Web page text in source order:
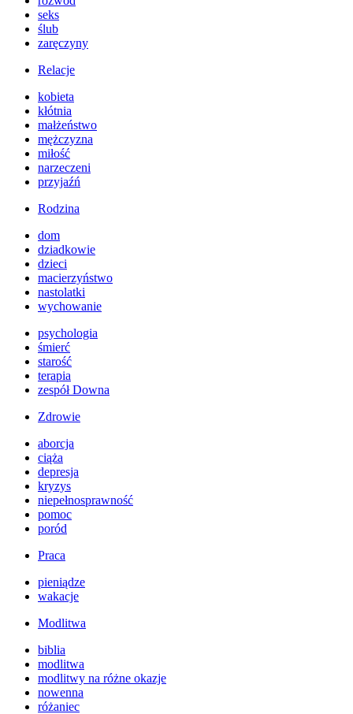
seks
ślub
zaręczyny
Relacje
kobieta
kłótnia
małżeństwo
mężczyzna
miłość
narzeczeni
przyjaźń
Rodzina
dom
dziadkowie
dzieci
macierzyństwo
nastolatki
wychowanie
psychologia
śmierć
starość
terapia
zespół Downa
Zdrowie
aborcja
ciąża
depresja
kryzys
niepełnosprawność
pomoc
poród
Praca
pieniądze
wakacje
Modlitwa
biblia
modlitwa
modlitwy na różne okazje
nowenna
różaniec